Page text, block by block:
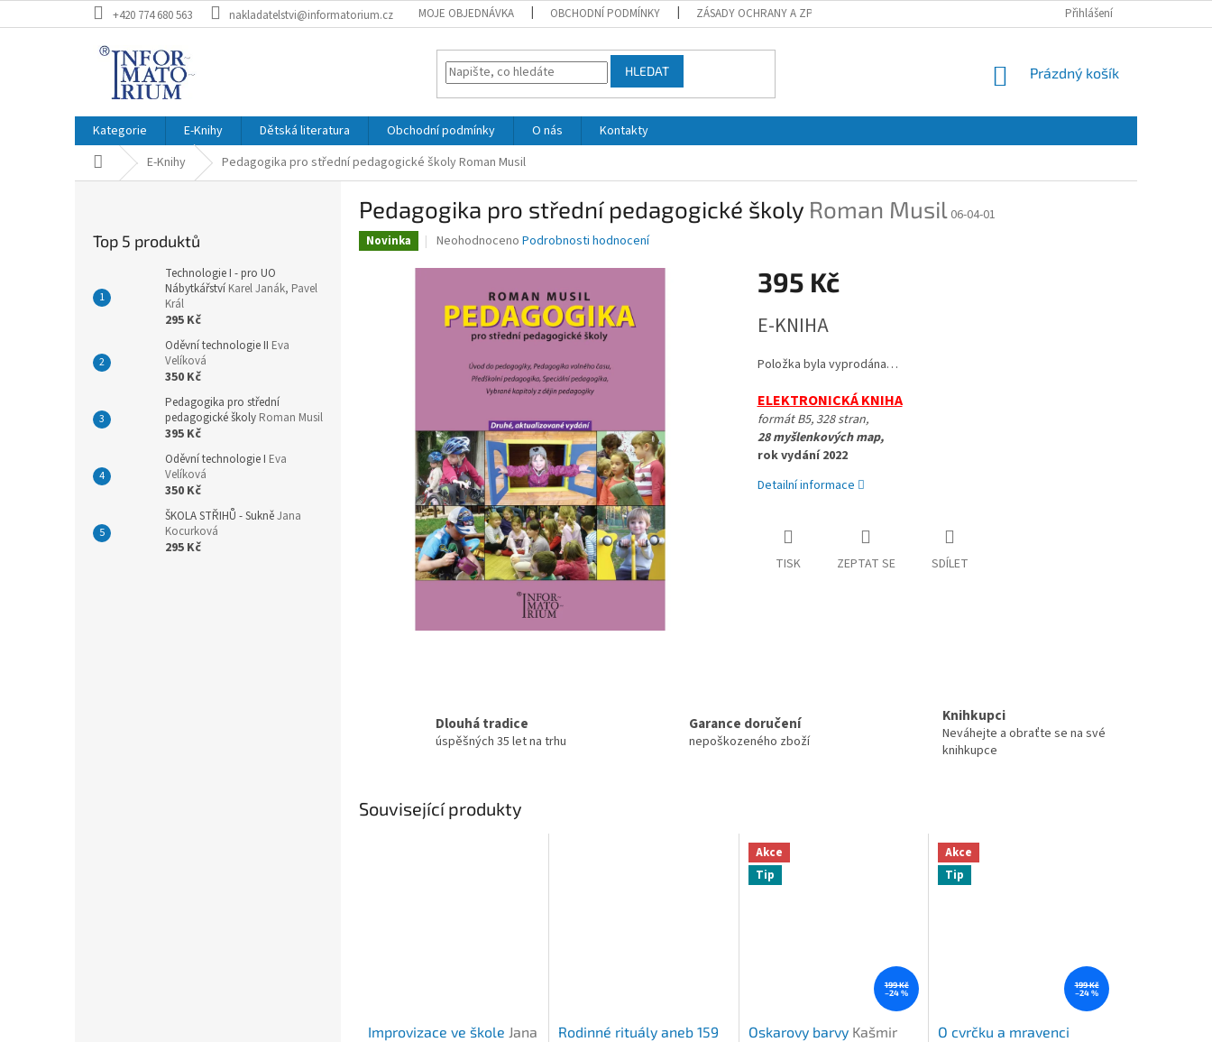
na
+420 774 680 563 nakladatelstvi@informatorium.cz MOJE OBJEDNÁVKA OBCHODNÍ PODMÍNKY ZÁSADY OCHRANY A ZPRACOVÁNÍ OSOBNÍCH ÚDAJŮ A JEJICH POUŽÍVÁNÍ O NÁS
Přihlášení
HLEDAT
NÁKUPNÍ
Prázdný košík
Kategorie E-Knihy Dětská literatura Obchodní podmínky O nás
Kontakty
Domů E-Knihy Pedagogika pro střední pedagogické školyRoman Musil
Top 5 produktů
Technologie I - pro UO
Nábytkářství Karel Janák, Pavel
Král
295 Kč
Oděvní technologie II Eva
Velíková
350 Kč
Pedagogika pro střední
pedagogické školy Roman Musil
395 Kč
Oděvní technologie I Eva
Velíková
350 Kč
ŠKOLA STŘIHŮ - SukněJana
Kocurková
295 Kč
Pedagogika pro střední pedagogické školy Roman Musil 06-04-01
Novinka
Průměrné
produktu
0,0
hvězdiček.
Neohodnoceno Podrobnosti hodnocení
395 Kč
cena:
E-KNIHA
Položka byla vyprodána…
ELEKTRONICKÁ KNIHA
formát B5, 328 stran,
28 myšlenkových map,
rok vydání 2022
Detailní informace
TISK ZEPTAT SE SDÍLET
Dlouhá tradice
úspěšných 35 let na trhu
Garance doručení
nepoškozeného zboží
Knihkupci
Neváhejte a obraťte se na své
knihkupce
Související produkty
Improvizace ve škole Jana
Rodinné rituály aneb 159
Akce
Tip
199 Kč
–24 %
Oskarovy barvy Kašmir
Akce
Tip
199 Kč
–24 %
O cvrčku a mravenci